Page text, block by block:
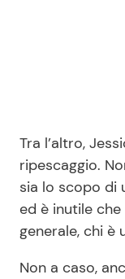
Tra l’altro,
ripescaggio.
sia lo scopo di
ed è inutile
generale, chi è
Non a caso,